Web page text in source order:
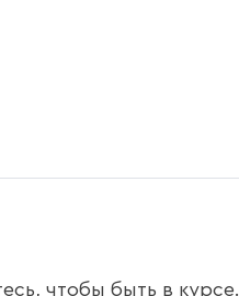
чтобы быть в курсе.